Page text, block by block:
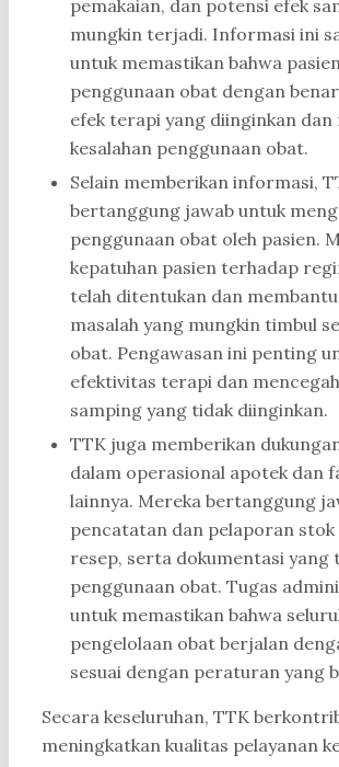
pemakaian, dan potensi efek
mungkin terjadi. Informasi ini
untuk memastikan bahwa
penggunaan obat dengan
efek terapi yang diinginkan
kesalahan penggunaan obat.
Selain memberikan informasi,
bertanggung jawab untuk
penggunaan obat oleh pasien.
kepatuhan pasien terhadap
telah ditentukan dan
masalah yang mungkin timbul
obat. Pengawasan ini penting
efektivitas terapi dan
samping yang tidak diinginkan.
TTK juga memberikan
dalam operasional apotek dan
lainnya. Mereka bertanggung
pencatatan dan pelaporan stok
resep, serta dokumentasi yang
penggunaan obat. Tugas
untuk memastikan bahwa
pengelolaan obat berjalan
sesuai dengan peraturan yang
Secara keseluruhan, TTK
meningkatkan kualitas pelayanan